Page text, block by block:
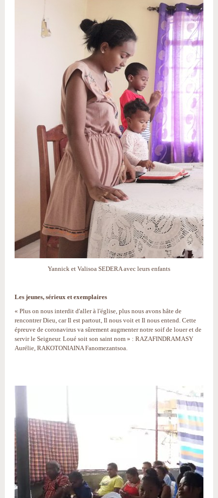
Yannick et Valisoa SEDERA avec leurs enfants
Les jeunes, sérieux et exemplaires
« Plus on nous interdit d'aller à l'église, plus nous avons hâte de
rencontrer Dieu, car Il est partout, Il nous voit et Il nous entend. Cette
épreuve de coronavirus va sûrement augmenter notre soif de louer et de
servir le Seigneur. Loué soit son saint nom » : RAZAFINDRAMASY
Aurélie, RAKOTONIAINA Fanomezantsoa.